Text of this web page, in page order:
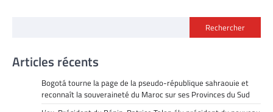
Rechercher
Articles récents
Bogotá tourne la page de la pseudo-république sahraouie et
reconnaît la souveraineté du Maroc sur ses Provinces du Sud